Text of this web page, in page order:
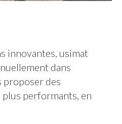
innovantes, usimat
dans
proposer des
performants, en